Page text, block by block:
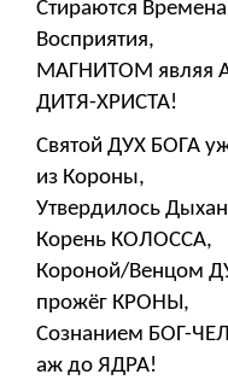
Стираются
Восприятия,
МАГНИТОМ являя
ДИТЯ-ХРИСТА!
Святой ДУХ БОГА
из Короны,
Утвердилось
Корень КОЛОССА,
Короной/Венцом
прожёг КРОНЫ,
Сознанием БОГ-
аж до ЯДРА!